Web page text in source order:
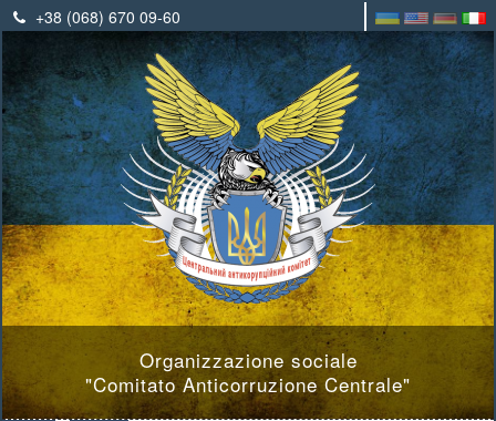
+38 (068) 670 09-60
Organizzazione sociale
"Comitato Anticorruzione Centrale"